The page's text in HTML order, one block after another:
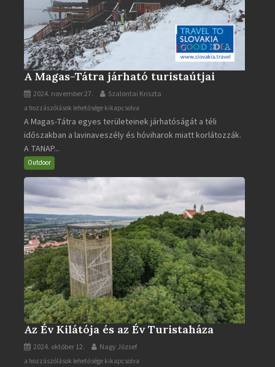
A Magas-Tátra járható turistaútjai
2024. november 27. Szalontai Kriszta
A
Magas-
Tátra
járható
turistaútjai
a hozzászólások lehetősége kikapcsolva
A Magas-Tátra egyes területeinek járhatóságát a téli
időszakban a lavinaveszély és hóviharok miatt korlátozzák.
A TANAP...
Outdoor
Az Év Kilátója és az Év Turistaháza
2024. október 12. Nagy József
Az
a hozzászólások lehetősége kikapcsolva